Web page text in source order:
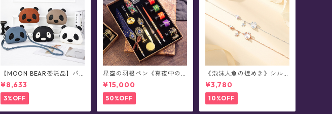
【MOON BEAR委託品】パ
ンダさん・レザーショルダ
ーバッグ/ポシェット
¥8,633
3%OFF
星空の羽根ペン《真夜中の6
彩星魔法団》ガラスペン・
インクセット(シーリングス
タンプ付き/全8色)0011
¥15,000
50%OFF
《泡沫人魚の煌めき》シル
バーブレスレット
¥3,780
10%OFF